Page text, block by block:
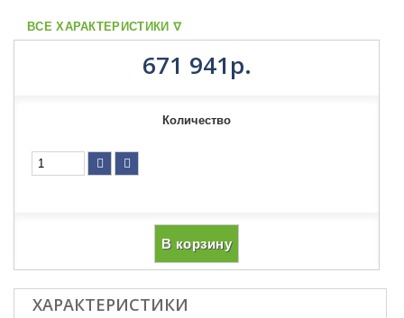
ВСЕ ХАРАКТЕРИСТИКИ ᐁ
671 941р.
Количество
В корзину
ХАРАКТЕРИСТИКИ